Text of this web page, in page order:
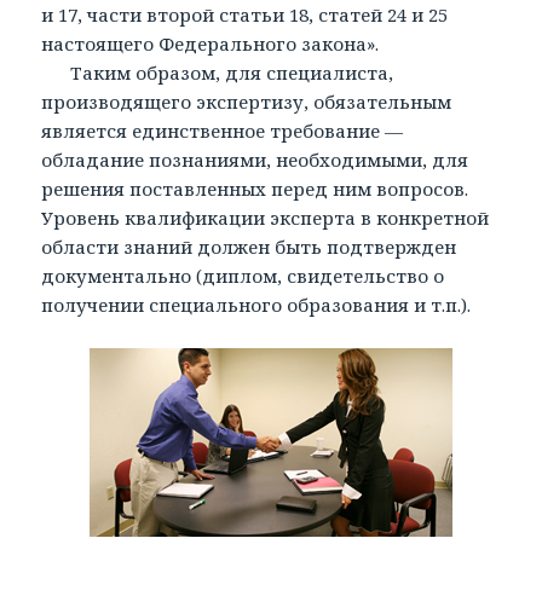
и 17, части второй статьи 18, статей 24 и 25
настоящего Федерального закона».
Таким образом, для специалиста,
производящего экспертизу, обязательным
является единственное требование —
обладание познаниями, необходимыми, для
решения поставленных перед ним вопросов.
Уровень квалификации эксперта в конкретной
области знаний должен быть подтвержден
документально (диплом, свидетельство о
получении специального образования и т.п.).